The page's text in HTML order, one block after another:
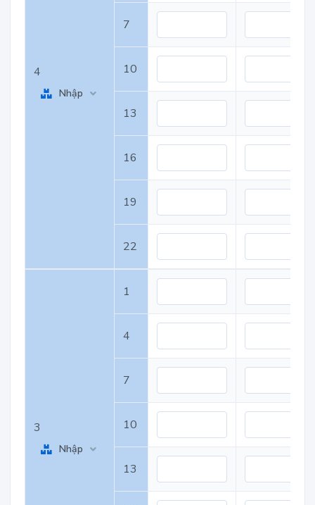
4
Nhập
7
10
13
16
19
22
3
Nhập
1
4
7
10
13